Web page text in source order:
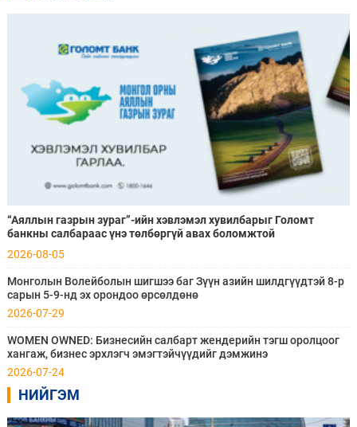
“Аяллын газрын зураг”-ийн хэвлэмэл хувилбарыг Голомт
банкны салбараас үнэ төлбөргүй авах боломжтой
2026-08-05
Монголын Волейболын шигшээ баг Зүүн азийн шилдгүүдтэй 8-р
сарын 5-9-нд эх орондоо өрсөлдөнө
2026-07-29
WOMEN OWNED: Бизнесийн салбарт жендерийн тэгш оролцоог
хангаж, бизнес эрхлэгч эмэгтэйчүүдийг дэмжинэ
2026-07-24
НИЙГЭМ